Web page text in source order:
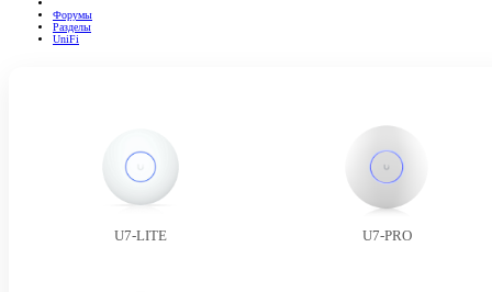
Форумы
Разделы
UniFi
U7-LITE U7-PRO